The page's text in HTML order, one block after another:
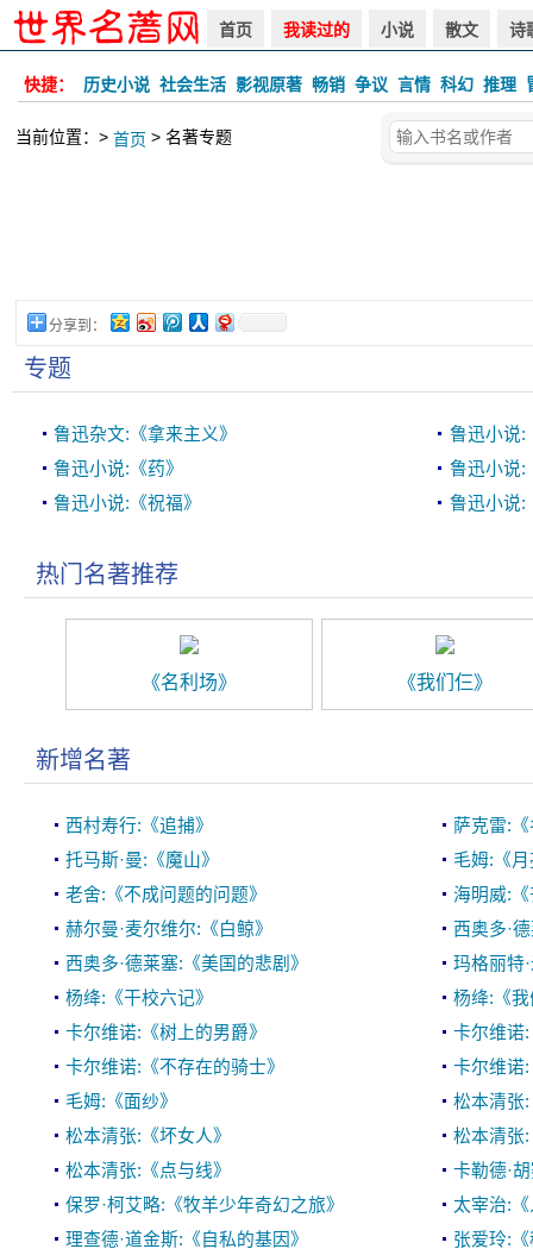
首页 我读过的 小说 散文 诗
快捷： 历史小说 社会生活 影视原著 畅销 争议 言情 科幻 推理
当前位置：> 首页 > 名著专题
分享到：
专题
鲁迅杂文:《拿来主义》
鲁迅小说:
鲁迅小说:《药》
鲁迅小说:
鲁迅小说:《祝福》
鲁迅小说:
热门名著推荐
《名利场》 《我们仨》
新增名著
西村寿行:《追捕》
萨克雷:
托马斯·曼:《魔山》
毛姆:《
老舍:《不成问题的问题》
海明威:
赫尔曼·麦尔维尔:《白鲸》
西奥多·
西奥多·德莱塞:《美国的悲剧》
玛格丽特
杨绛:《干校六记》
杨绛:《
卡尔维诺:《树上的男爵》
卡尔维诺
卡尔维诺:《不存在的骑士》
卡尔维诺
毛姆:《面纱》
松本清张
松本清张:《坏女人》
松本清张
松本清张:《点与线》
卡勒德·
保罗·柯艾略:《牧羊少年奇幻之旅》
太宰治:
理查德·道金斯:《自私的基因》
张爱玲: